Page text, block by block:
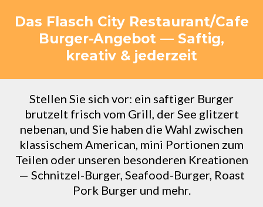
Das Flasch City Restaurant/Cafe
Burger-Angebot — Saftig,
kreativ & jederzeit
Stellen Sie sich vor: ein saftiger Burger
brutzelt frisch vom Grill, der See glitzert
nebenan, und Sie haben die Wahl zwischen
klassischem American, mini Portionen zum
Teilen oder unseren besonderen Kreationen
— Schnitzel-Burger, Seafood-Burger, Roast
Pork Burger und mehr.